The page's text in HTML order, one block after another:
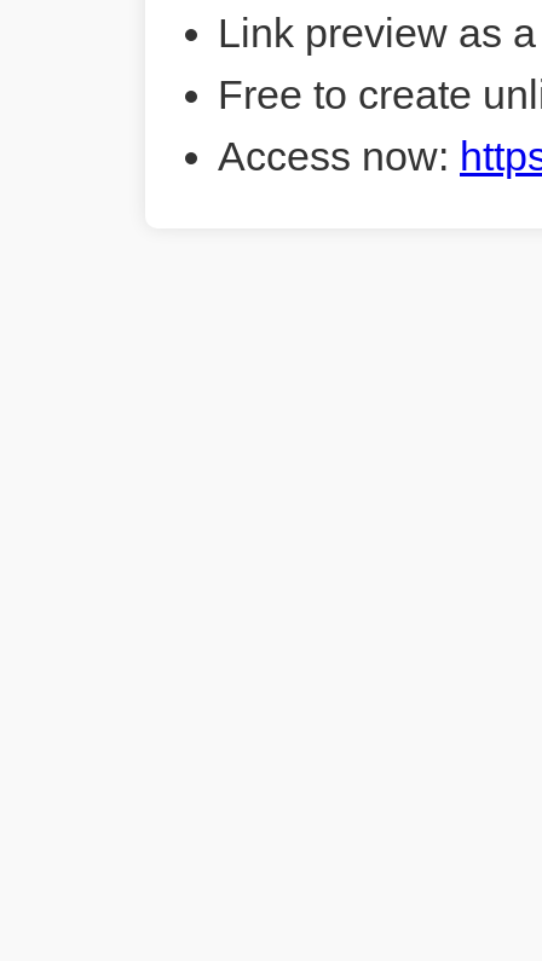
Link preview as
Free to create
Access now: